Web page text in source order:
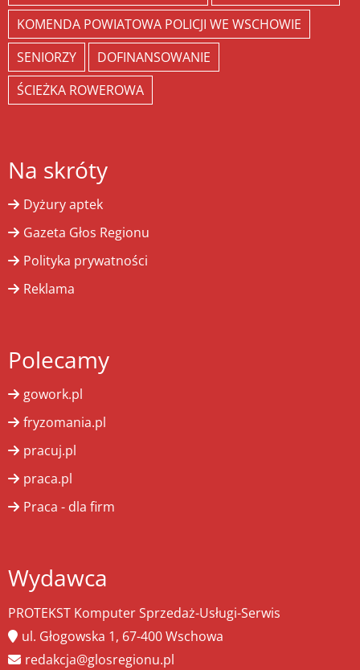
KOMENDA POWIATOWA POLICJI WE WSCHOWIE
SENIORZY
DOFINANSOWANIE
ŚCIEŻKA ROWEROWA
Na skróty
Dyżury aptek
Gazeta Głos Regionu
Polityka prywatności
Reklama
Polecamy
gowork.pl
fryzomania.pl
pracuj.pl
praca.pl
Praca - dla firm
Wydawca
PROTEKST Komputer Sprzedaż-Usługi-Serwis
ul. Głogowska 1, 67-400 Wschowa
redakcja@glosregionu.pl